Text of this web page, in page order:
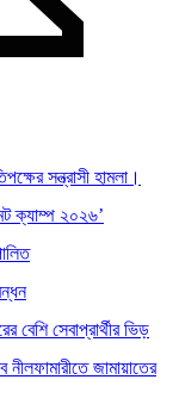
সন্ত্রাসী হামলা।
ক্যাম্প ২০২৬’
বেশি সেবাপ্রার্থীর ভিড়
জামায়াতের